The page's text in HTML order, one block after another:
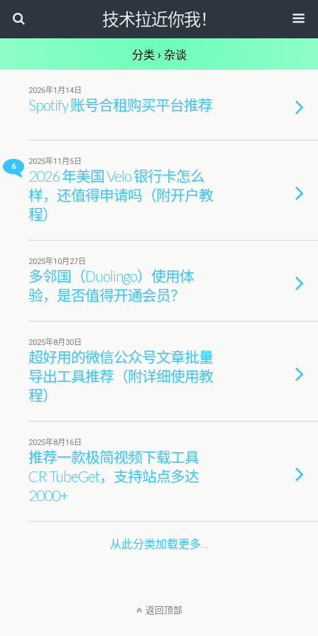
技术拉近你我！
分类 › 杂谈
2026年1月14日
Spotify 账号合租购买平台推荐
6
2025年11月5日
2026 年美国 Velo 银行卡怎么
样，还值得申请吗（附开户教
程）
2025年10月27日
多邻国（Duolingo）使用体
验，是否值得开通会员？
2025年8月30日
超好用的微信公众号文章批量
导出工具推荐（附详细使用教
程）
2025年8月16日
推荐一款极简视频下载工具
CR TubeGet，支持站点多达
2000+
从此分类加载更多…
返回顶部